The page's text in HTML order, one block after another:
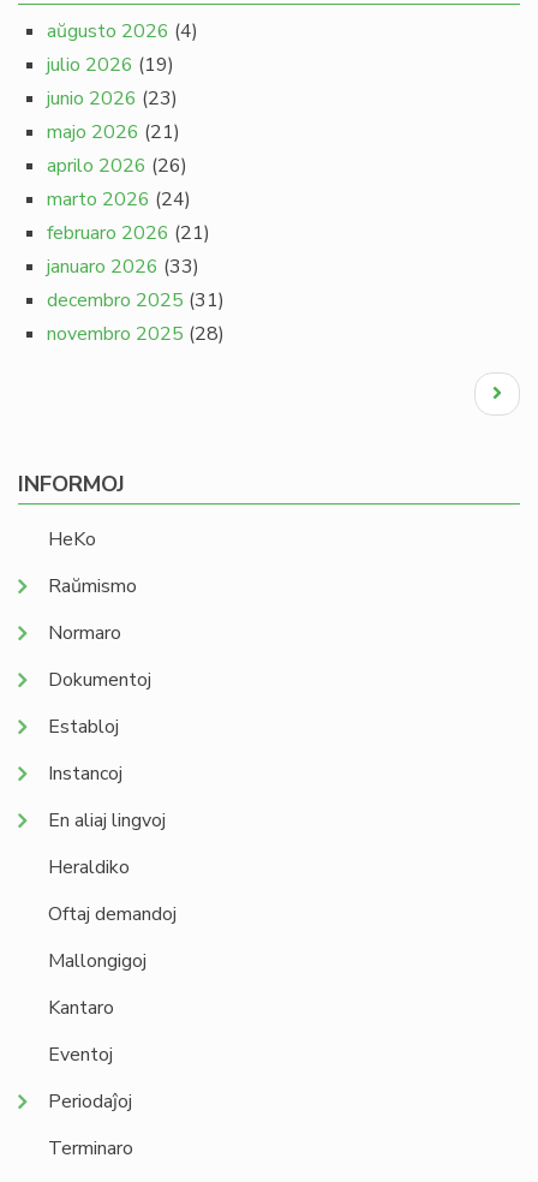
aŭgusto 2026 (4)
julio 2026 (19)
junio 2026 (23)
majo 2026 (21)
aprilo 2026 (26)
marto 2026 (24)
februaro 2026 (21)
januaro 2026 (33)
decembro 2025 (31)
novembro 2025 (28)
Next
page
INFORMOJ
HeKo
Raŭmismo
Normaro
Dokumentoj
Establoj
Instancoj
En aliaj lingvoj
Heraldiko
Oftaj demandoj
Mallongigoj
Kantaro
Eventoj
Periodaĵoj
Terminaro